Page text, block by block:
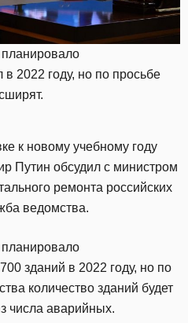
2022 году, но по просьбе
к новому учебному году
Путин обсудил с министром
ремонта российских
ведомства.
зданий в 2022 году, но по
количество зданий будет
числа аварийных.